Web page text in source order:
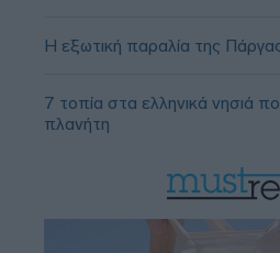
Η εξωτική παραλία της
7 τοπία στα ελληνικά νησιά
πλανήτη